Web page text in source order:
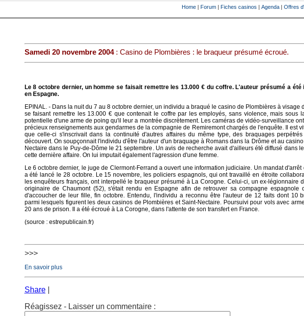
Home | Forum | Fiches casinos | Agenda | Offres
Samedi 20 novembre 2004: Casino de Plombières : le braqueur présumé écroué.
Le 8 octobre dernier, un homme se faisait remettre les 13.000 € du coffre. L'auteur présumé a été
en Espagne.
EPINAL. - Dans la nuit du 7 au 8 octobre dernier, un individu a braqué le casino de Plombières à visage
se faisant remettre les 13.000 € que contenait le coffre par les employés, sans violence, mais sous
potentielle d'une arme de poing qu'il leur a montrée discrètement. Les caméras de vidéo-surveillance
précieux renseignements aux gendarmes de la compagnie de Remiremont chargés de l'enquête. Il est
que celle-ci s'inscrivait dans la continuité d'autres affaires du même type, des braquages
découvert. On soupçonnait l'individu d'être l'auteur d'un braquage à Romans dans la Drôme et au
Nectaire dans le Puy-de-Dôme le 21 septembre. Un avis de recherche avait d'ailleurs été diffusé dans
cette dernière affaire. On lui imputait également l'agression d'une femme.
Le 6 octobre dernier, le juge de Clermont-Ferrand a ouvert une information judiciaire. Un mandat d'arrêt
a été lancé le 28 octobre. Le 15 novembre, les policiers espagnols, qui ont travaillé en étroite
les enquêteurs français, ont interpellé le braqueur présumé à La Corogne. Celui-ci, un ex-légionnaire
originaire de Chaumont (52), s'était rendu en Espagne afin de retrouver sa compagne espagnole
d'accoucher de leur fille, fin octobre. Entendu, l'individu a reconnu être l'auteur de 12 faits dont 10
parmi lesquels figurent les deux casinos de Plombières et Saint-Nectaire. Poursuivi pour vols avec
20 ans de prison. Il a été écroué à La Corogne, dans l'attente de son transfert en France.
(source : estrepublicain.fr)
>>>
En savoir plus
Share
Réagissez - Laisser un commentaire :